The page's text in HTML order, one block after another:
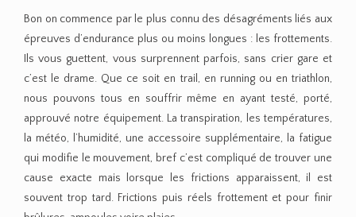
Bon on commence par le plus connu des désagréments liés aux
épreuves d’endurance plus ou moins longues : les frottements.
Ils vous guettent, vous surprennent parfois, sans crier gare et
c’est le drame. Que ce soit en trail, en running ou en triathlon,
nous pouvons tous en souffrir même en ayant testé, porté,
approuvé notre équipement. La transpiration, les températures,
la météo, l’humidité, une accessoire supplémentaire, la fatigue
qui modifie le mouvement, bref c’est compliqué de trouver une
cause exacte mais lorsque les frictions apparaissent, il est
souvent trop tard. Frictions puis réels frottement et pour finir